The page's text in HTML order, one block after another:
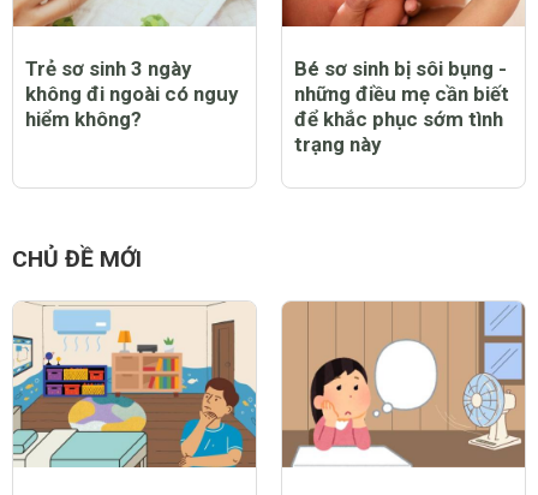
Trẻ sơ sinh 3 ngày
không đi ngoài có nguy
hiểm không?
Bé sơ sinh bị sôi bụng -
những điều mẹ cần biết
để khắc phục sớm tình
trạng này
CHỦ ĐỀ MỚI